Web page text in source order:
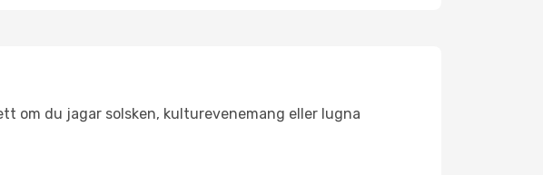
om du jagar solsken, kulturevenemang eller lugna